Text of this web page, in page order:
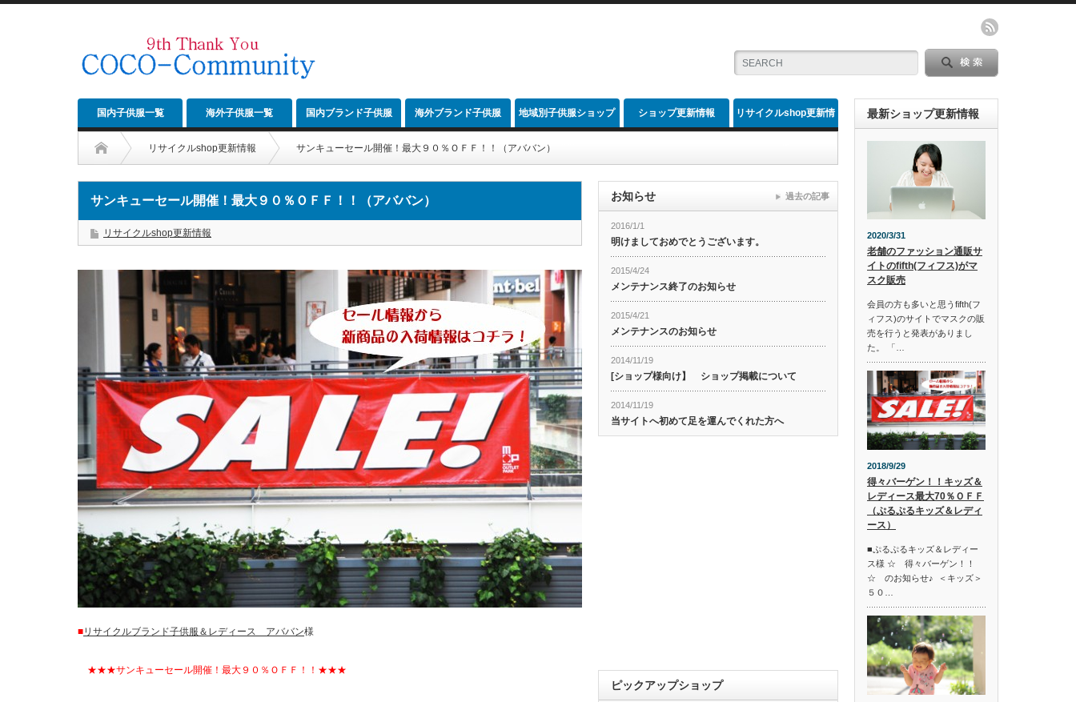
国内子供服一覧 海外子供服一覧 国内ブランド子供服 海外ブランド子供服 地域別子供服ショップ ショップ更新情報 リサイクルshop更新情
リサイクルshop更新情報 サンキューセール開催！最大９０％ＯＦＦ！！（アババン）
サンキューセール開催！最大９０％ＯＦＦ！！（アババン）
リサイクルshop更新情報
■リサイクルブランド子供服＆レディース アババン様
★★★サンキューセール開催！最大９０％ＯＦＦ！！★★★
お知らせ
2016/1/1
明けましておめでとうございます。
2015/4/24
メンテナンス終了のお知らせ
2015/4/21
メンテナンスのお知らせ
2014/11/19
[ショップ様向け】 ショップ掲載について
2014/11/19
当サイトへ初めて足を運んでくれた方へ
過去の記事
ピックアップショップ
最新ショップ更新情報
2020/3/31
老舗のファッション通販サ
イトのfifth(フィフス)がマ
スク販売
会員の方も多いと思うfifth(フ
ィフス)のサイトでマスクの販
売を行うと発表がありまし
た。 「…
2018/9/29
得々バーゲン！！キッズ＆
レディース最大70％ＯＦＦ
（ぷるぷるキッズ＆レディ
ース）
■ぷるぷるキッズ＆レディー
ス様 ☆ 得々バーゲン！！
☆ のお知らせ♪ ＜キッズ＞
５０…